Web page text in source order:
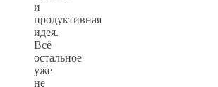
и
продуктивная
идея.
Всё
остальное
уже
не